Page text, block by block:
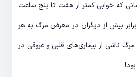
که خوابی کمتر از هفت تا پنج ساعت
برابر بیش از دیگران در معرض مرگ به هر
ناشی از بیماری‌های قلبی و عروقی در